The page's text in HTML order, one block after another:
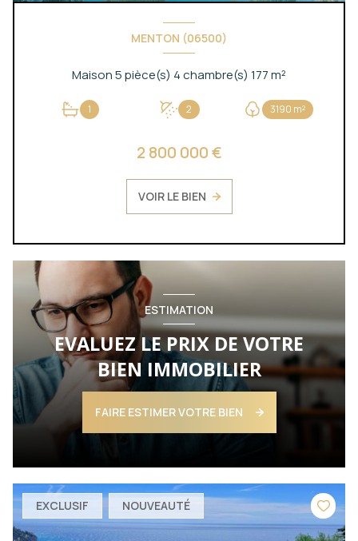
MENTON (06500)
Maison 5 pièce(s) 4 chambre(s) 177 m²
1 2 3190 m²
2 800 000 €
VOIR LE BIEN
ESTIMATION
EVALUEZ LE PRIX DE VOTRE
BIEN IMMOBILIER
FAIRE ESTIMER VOTRE BIEN
EXCLUSIF NOUVEAUTÉ